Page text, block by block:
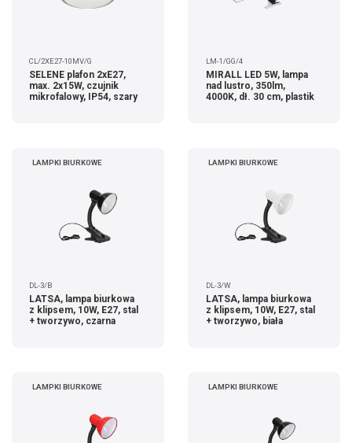
CL/2XE27-10MV/G
SELENE plafon 2xE27,
max. 2x15W, czujnik
mikrofalowy, IP54, szary
LM-1/GG/4
MIRALL LED 5W, lampa
nad lustro, 350lm,
4000K, dł. 30 cm, plastik
LAMPKI BIURKOWE
DL-3/B
LATSA, lampa biurkowa
z klipsem, 10W, E27, stal
+ tworzywo, czarna
LAMPKI BIURKOWE
DL-3/W
LATSA, lampa biurkowa
z klipsem, 10W, E27, stal
+ tworzywo, biała
LAMPKI BIURKOWE LAMPKI BIURKOWE